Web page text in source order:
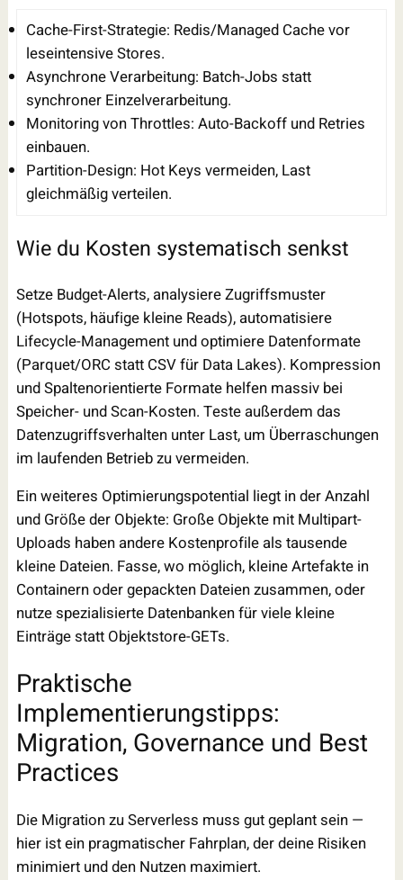
Cache-First-Strategie: Redis/Managed Cache vor
leseintensive Stores.
Asynchrone Verarbeitung: Batch-Jobs statt
synchroner Einzelverarbeitung.
Monitoring von Throttles: Auto-Backoff und Retries
einbauen.
Partition-Design: Hot Keys vermeiden, Last
gleichmäßig verteilen.
Wie du Kosten systematisch senkst
Setze Budget-Alerts, analysiere Zugriffsmuster
(Hotspots, häufige kleine Reads), automatisiere
Lifecycle-Management und optimiere Datenformate
(Parquet/ORC statt CSV für Data Lakes). Kompression
und Spaltenorientierte Formate helfen massiv bei
Speicher- und Scan-Kosten. Teste außerdem das
Datenzugriffsverhalten unter Last, um Überraschungen
im laufenden Betrieb zu vermeiden.
Ein weiteres Optimierungspotential liegt in der Anzahl
und Größe der Objekte: Große Objekte mit Multipart-
Uploads haben andere Kostenprofile als tausende
kleine Dateien. Fasse, wo möglich, kleine Artefakte in
Containern oder gepackten Dateien zusammen, oder
nutze spezialisierte Datenbanken für viele kleine
Einträge statt Objektstore-GETs.
Praktische
Implementierungstipps:
Migration, Governance und Best
Practices
Die Migration zu Serverless muss gut geplant sein —
hier ist ein pragmatischer Fahrplan, der deine Risiken
minimiert und den Nutzen maximiert.